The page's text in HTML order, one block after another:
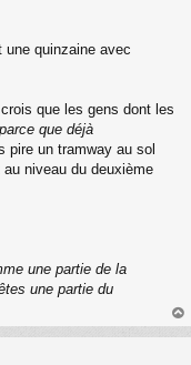
une quinzaine avec
que les gens dont les
parce que déjà
pire un tramway au sol
niveau du deuxième
une partie de la
une partie du
au